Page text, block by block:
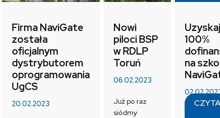
Firma NaviGate
została
oficjalnym
dystrybutorem
oprogramowania
UgCS
20.02.2023
Nowi
piloci BSP
w RDLP
Toruń
06.02.2023
Już po raz
siódmy
100%
na